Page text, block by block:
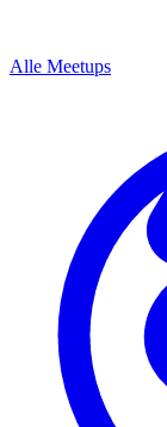
Alle Meetups